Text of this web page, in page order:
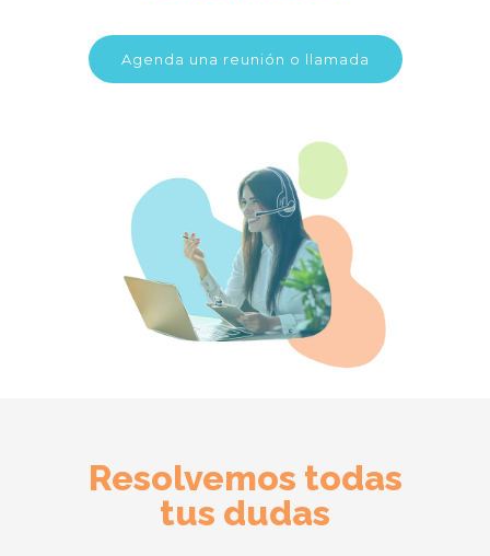
Agenda una reunión o llamada
Resolvemos todas
tus dudas